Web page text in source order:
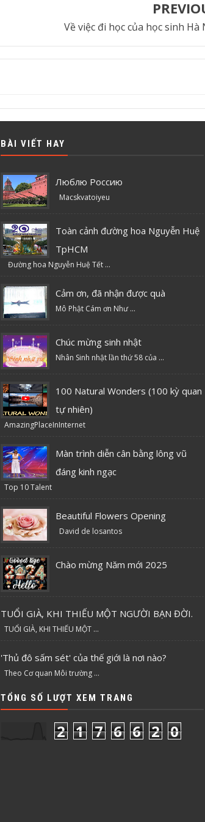
Về việc đi học của học sinh Hà
BÀI VIẾT HAY
Люблю Россию
Macskvatoiyeu
Toàn cảnh đường hoa Nguyễn Huệ
TpHCM
Đường hoa Nguyễn Huệ Tết ...
Cảm ơn, đã nhận được quà
Mô Phật Cám ơn Như ...
Chúc mừng sinh nhật
Nhân Sinh nhật lần thứ 58 của ...
100 Natural Wonders (100 kỳ quan
tự nhiên)
AmazingPlaceInInternet
Màn trình diễn cân bằng lông vũ
đáng kinh ngạc
Top 10 Talent
Beautiful Flowers Opening
David de losantos
Chào mừng Năm mới 2025
TUỔI GIÀ, KHI THIẾU MỘT NGƯỜI BẠN ĐỜI.
TUỔI GIÀ, KHI THIẾU MỘT ...
'Thủ đô sấm sét' của thế giới là nơi nào?
Theo Cơ quan Môi trường ...
TỔNG SỐ LƯỢT XEM TRANG
2 1 7 6 6 2 0